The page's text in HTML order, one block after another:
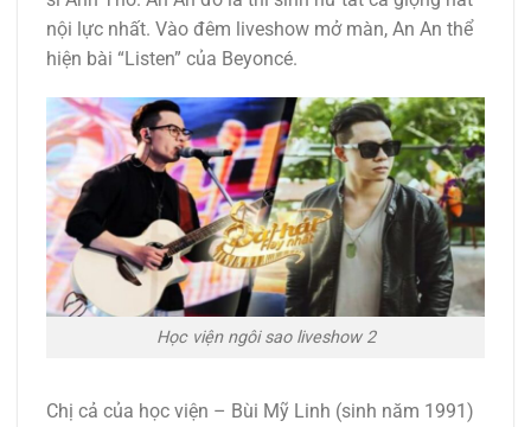
nội lực nhất. Vào đêm liveshow mở màn, An An thể
hiện bài “Listen” của Beyoncé.
Học viện ngôi sao liveshow 2
Chị cả của học viện – Bùi Mỹ Linh (sinh năm 1991)